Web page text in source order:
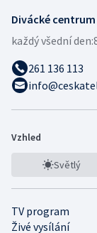
Divácké centrum
každý všední den:
261 136 113
Vzhled
Světlý
TV program
Živé vysílání